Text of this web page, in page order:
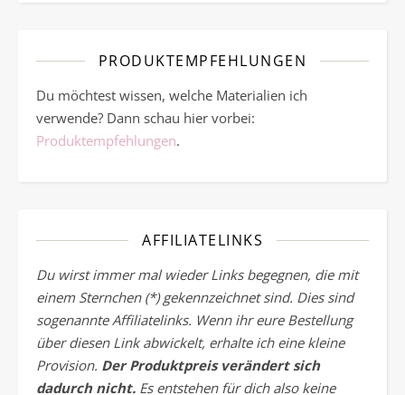
PRODUKTEMPFEHLUNGEN
Du möchtest wissen, welche Materialien ich
verwende? Dann schau hier vorbei:
Produktempfehlungen.
AFFILIATELINKS
Du wirst immer mal wieder Links begegnen, die mit
einem Sternchen (*) gekennzeichnet sind. Dies sind
sogenannte Affiliatelinks. Wenn ihr eure Bestellung
über diesen Link abwickelt, erhalte ich eine kleine
Provision. Der Produktpreis verändert sich
dadurch nicht. Es entstehen für dich also keine